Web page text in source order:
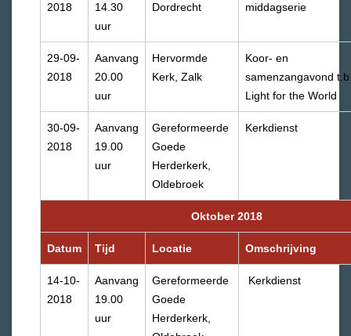
2018
14.30
uur
Dordrecht
middagserie
29-09-
2018
Aanvang
20.00
uur
Hervormde
Kerk, Zalk
Koor- en
samenzangavond
Light for the World
30-09-
2018
Aanvang
19.00
uur
Gereformeerde
Goede
Herderkerk,
Oldebroek
Kerkdienst
Oktober 2018
Datum Tijd Locatie Omschrijving
14-10-
2018
Aanvang
19.00
uur
Gereformeerde
Goede
Herderkerk,
Kerkdienst